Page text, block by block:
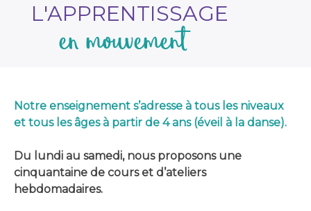
L'APPRENTISSAGE
en mouvement
Notre enseignement s’adresse à tous les niveaux
et tous les âges à partir de 4 ans (éveil à la danse).
Du lundi au samedi, nous proposons une
cinquantaine de cours et d’ateliers
hebdomadaires.